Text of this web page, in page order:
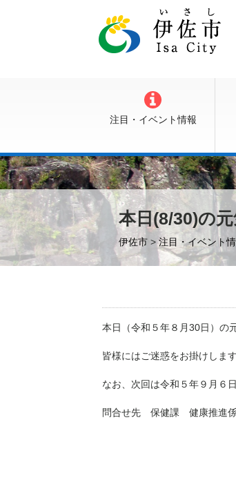
注目・イベント情報
本日(8/30)の
伊佐市 >注目・イベント
本日（令和５年８月30日）の
皆様にはご迷惑をお掛けしま
なお、次回は令和５年９月６
問合せ先 保健課 健康推進